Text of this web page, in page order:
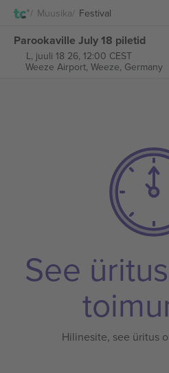
Muusika Festival
Parookaville July 18 piletid
L, juuli 18 26, 12:00 CEST
Weeze Airport, Weeze, Germany
See
Hilinesite, see üritus